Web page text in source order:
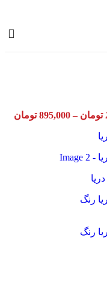
تومان –
895,000 تومان